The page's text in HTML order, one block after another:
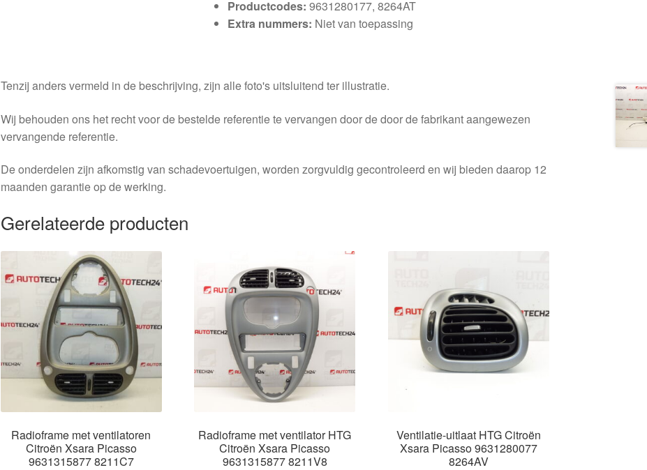
Productcodes: 9631280177, 8264AT
Extra nummers: Niet van toepassing
Tenzij anders vermeld in de beschrijving, zijn alle foto's uitsluitend ter illustratie.
Wij behouden ons het recht voor de bestelde referentie te vervangen door de door de fabrikant aangewezen
vervangende referentie.
De onderdelen zijn afkomstig van schadevoertuigen, worden zorgvuldig gecontroleerd en wij bieden daarop 12
maanden garantie op de werking.
Gerelateerde producten
Radioframe met ventilatoren
Citroën Xsara Picasso
9631315877 8211C7
Radioframe met ventilator HTG
Citroën Xsara Picasso
9631315877 8211V8
Ventilatie-uitlaat HTG Citroën
Xsara Picasso 9631280077
8264AV